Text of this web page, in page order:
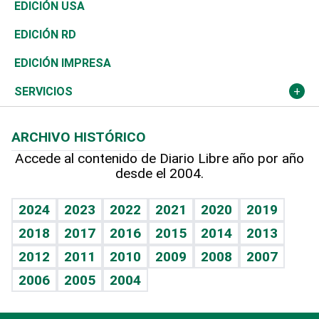
Ocenanía
Caribe
Resto del mundo
Telecom.
Global y variable
Economía personal
Buena Vida
Sociales
Novedades
Podcast Arte Libre
Hablando con el pediatra
Vida y familia
Eñe
Celebrando la vida
Sin complejos
Ciclismo
Tenis
Olimpismo
Más deportes
Línea de hit
TBT Deportivo
En Directo
El Espía
Noticiero Poteleche
Columnistas
Tecnología
Historia
Martes de tecnología
Cambio climático
Economía
Revista
Deportes
Opinión
Hecho en casa
Guía del dinero
EDICIÓN USA
EDICIÓN RD
EDICIÓN IMPRESA
SERVICIOS
Cumpleaños
Horóscopos
Crucigramas
ARCHIVO HISTÓRICO
Accede al contenido de Diario Libre año por año
desde el 2004.
2024 2023 2022 2021 2020
2019
2018
2017 2016 2015 2014
2013
2012
2011 2010 2009 2008
2007
2006
2005 2004